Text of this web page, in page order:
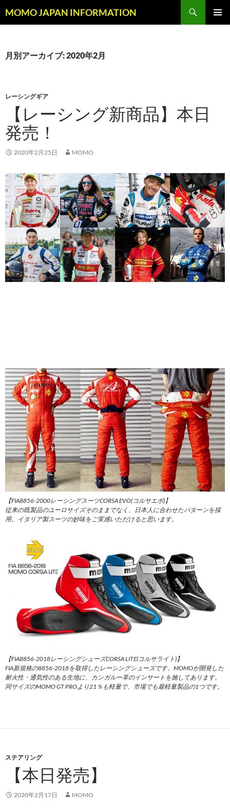
ン
ツ
キ
MOMO JAPAN INFORMATION
索
月別アーカイブ: 2020年2月
レーシングギア
【レーシング新商品】本日
発売！
2020年2月25日 MOMO
【FIA8856-2000レーシングスーツCORSA EVO(コルサエボ)】
従来の既製品のユーロサイズそのままでなく、日本人に合わせたパターンを採
用。イタリア製スーツの妙味をご実感いただけると思います。
【FIA8856-2018レーシングシューズCORSA LITE(コルサライト)】
FIA新規格の8856-2018を取得したレーシングシューズです。MOMOが開発した
耐火性・通気性のある生地に、カンガルー革のインサートを施してあります。
同サイズのMOMO GT PROより21％も軽量で、市場でも最軽量製品の1つです。
ステアリング
【本日発売】
2020年2月17日 MOMO